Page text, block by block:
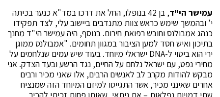
עמישר הי"ד
, בן 42 בנופלו, החל את דרכו במד"א כנער בכיתה
י' ובהמשך שימש כראש צוות מתנדבים ביישוב עלי, לצד תפקידו
כנהג אמבולנס וחובש רפואת חירום. בנוסף, היה עמישר הי"ד מחנך
בתיכון ואיש חסד למען הציבור במגוון תחומים. "אמבולנס ממוגן
ירי הוא ביטוי ל-DNA ישראלי מיוחד. בעוד שיש עמים שנלחמים על
מחירי נפט, עם ישראל נלחם על החיים, נגד הרשע ובעד הצדק. אני
מבקש להודות מקרב לב לאנשים הרבים, אלו שאני מכיר ורבים
אחרים שאינני מכיר, אשר התגייסו למיזם המיוחד הזה שמנציח
שתי דמויות נפלאות – את ניתאי, שאותו פחות זכיתי להכיר